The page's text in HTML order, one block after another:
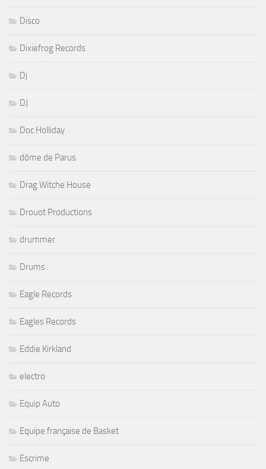
Disco
Dixiefrog Records
Dj
DJ
Doc Holliday
dôme de Parus
Drag Witche House
Drouot Productions
drummer
Drums
Eagle Records
Eagles Records
Eddie Kirkland
electro
Equip Auto
Equipe française de Basket
Escrime